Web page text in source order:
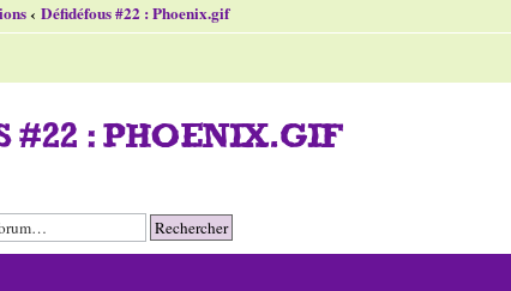
‹ Défidéfous #22 : Phoenix.gif
#22 : PHOENIX.GIF